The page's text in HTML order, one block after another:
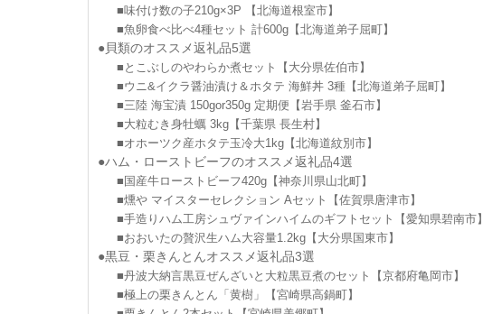
■味付け数の子210g×3P 【北海道根室市】
■魚卵食べ比べ4種セット 計600g【北海道弟子屈町】
●貝類のオススメ返礼品5選
■とこぶしのやわらか煮セット【大分県佐伯市】
■ウニ&イクラ醤油漬け＆ホタテ 海鮮丼 3種【北海道弟子屈町】
■三陸 海宝漬 150gor350g 定期便【岩手県 釜石市】
■大粒むき身牡蠣 3kg【千葉県 長生村】
■オホーツク産ホタテ玉冷大1kg【北海道紋別市】
●ハム・ローストビーフのオススメ返礼品4選
■国産牛ローストビーフ420g【神奈川県山北町】
■燻や マイスターセレクション Aセット【佐賀県唐津市】
■手造りハム工房シュヴァインハイムのギフトセット【愛知県碧南市】
■おおいたの贅沢生ハム大容量1.2kg【大分県国東市】
●黒豆・栗きんとんオススメ返礼品3選
■丹波大納言黒豆ぜんざいと大粒黒豆煮のセット【京都府亀岡市】
■極上の栗きんとん「黄樹」【宮崎県高鍋町】